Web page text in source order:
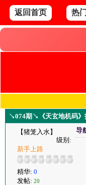
返回首页 热
↘074期↘《天玄地机码》
【猪笼入水】
级别:
新手上路
精华: 0
发帖: 20
导